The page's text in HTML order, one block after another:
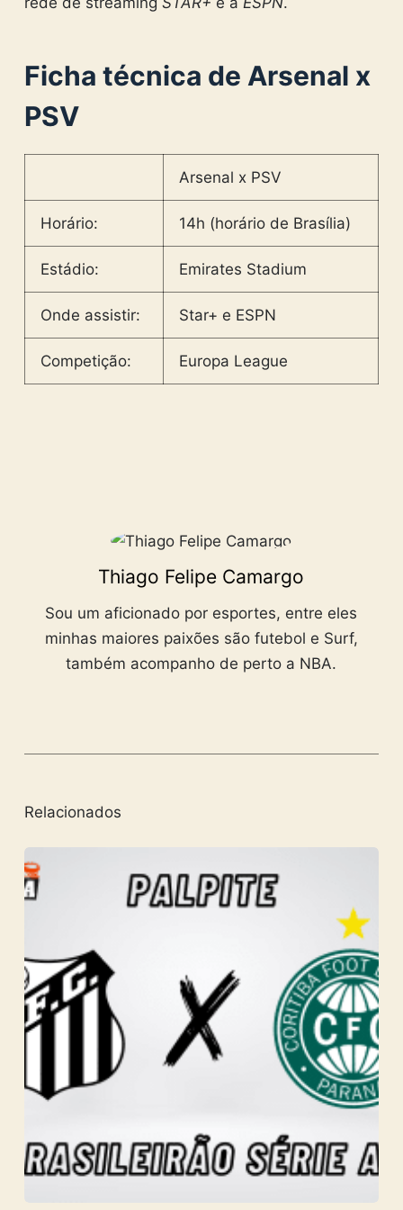
Ficha técnica de Arsenal x
PSV
Arsenal x PSV
Horário: 14h (horário de Brasília)
Estádio: Emirates Stadium
Onde assistir: Star+ e ESPN
Competição: Europa League
Thiago Felipe Camargo
Sou um aficionado por esportes, entre eles
minhas maiores paixões são futebol e Surf,
também acompanho de perto a NBA.
Relacionados